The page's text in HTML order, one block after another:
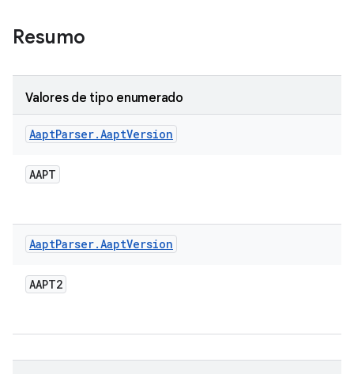
Resumo
Valores de tipo enumerado
AaptParser.AaptVersion
AAPT
AaptParser.AaptVersion
AAPT2